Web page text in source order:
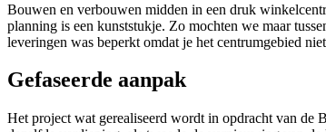
Bouwen en verbouwen midden in een druk
planning is een kunststukje. Zo mochten we maar
leveringen was beperkt omdat je het centrumgebied
Gefaseerde aanpak
Het project wat gerealiseerd wordt in opdracht van de